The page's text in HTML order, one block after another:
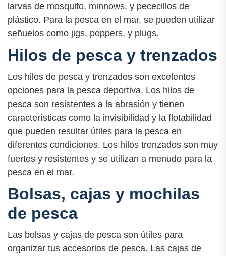
larvas de mosquito, minnows, y pececillos de
plástico. Para la pesca en el mar, se pueden utilizar
señuelos como jigs, poppers, y plugs.
Hilos de pesca y trenzados
Los hilos de pesca y trenzados son excelentes
opciones para la pesca deportiva. Los hilos de
pesca son resistentes a la abrasión y tienen
características como la invisibilidad y la flotabilidad
que pueden resultar útiles para la pesca en
diferentes condiciones. Los hilos trenzados son muy
fuertes y resistentes y se utilizan a menudo para la
pesca en el mar.
Bolsas, cajas y mochilas
de pesca
Las bolsas y cajas de pesca son útiles para
organizar tus accesorios de pesca. Las cajas de